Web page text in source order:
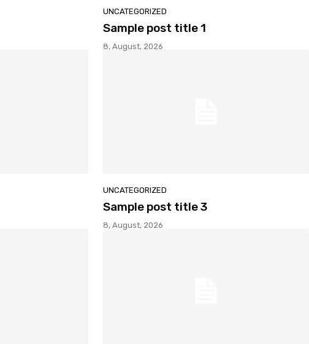
UNCATEGORIZED
Sample post title 1
8, August, 2026
UNCATEGORIZED
Sample post title 3
8, August, 2026